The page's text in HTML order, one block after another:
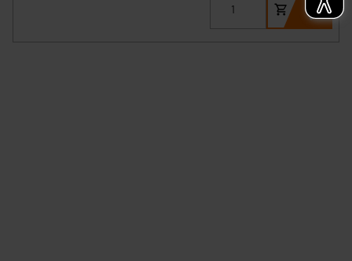
Europäischen Kommission sowie einer eigenen